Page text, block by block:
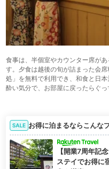
食事は、半個室やカウンター席が
す。夕食は越後の旬が詰まった会
処」を無料で利用でき、和食と日
酔い気分で、お部屋に戻ったらぐっ
SALE お得に泊まるならこんな
【開業7周年記
ステイでお得に